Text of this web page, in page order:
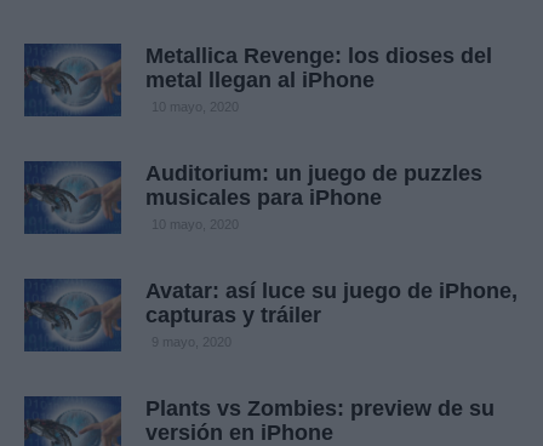
Metallica Revenge: los dioses del
metal llegan al iPhone
10 mayo, 2020
Auditorium: un juego de puzzles
musicales para iPhone
10 mayo, 2020
Avatar: así luce su juego de iPhone,
capturas y tráiler
9 mayo, 2020
Plants vs Zombies: preview de su
versión en iPhone